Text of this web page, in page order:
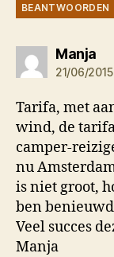
BEANTWOORDEN
Manja
21/06/
Tarifa, met
wind, de
camper-
nu
is niet groot,
ben
Veel succes
Manja